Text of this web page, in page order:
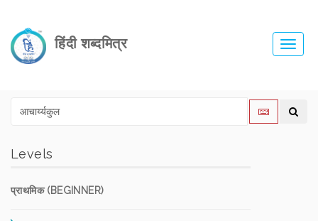
हिंदी शब्दमित्र
Levels
प्राथमिक (BEGINNER)